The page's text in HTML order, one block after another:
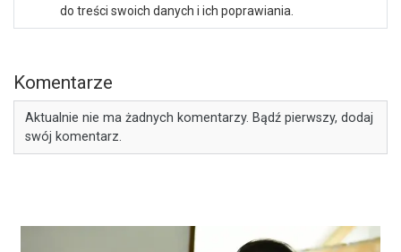
do treści swoich danych i ich poprawiania.
Komentarze
Aktualnie nie ma żadnych komentarzy. Bądź pierwszy, dodaj
swój komentarz.